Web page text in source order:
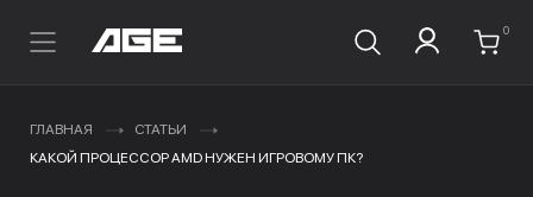
0
ГЛАВНАЯ
СТАТЬИ
КАКОЙ ПРОЦЕССОР AMD НУЖЕН ИГРОВОМУ ПК?